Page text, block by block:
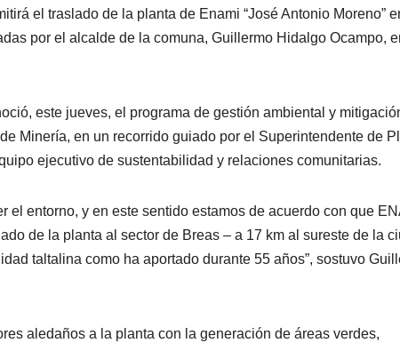
el traslado de la planta de Enami “José Antonio Moreno”
por el alcalde de la comuna, Guillermo Hidalgo Ocampo,
este jueves, el programa de gestión ambiental y
Minería, en un recorrido guiado por el Superintendente de
ejecutivo de sustentabilidad y relaciones comunitarias.
el entorno, y en este sentido estamos de acuerdo con que
de la planta al sector de Breas – a 17 km al sureste de la
taltalina como ha aportado durante 55 años”, sostuvo
aledaños a la planta con la generación de áreas verdes,